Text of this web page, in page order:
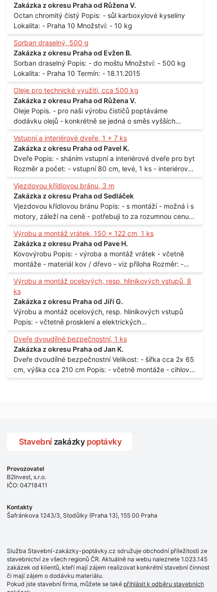
Zakázka z okresu Praha od Růžena V.
Octan chromitý čistý Popis: - sůl karboxylové kyseliny
Lokalita: - Praha 10 Množství: - 10 kg
Sorban draselný, 500 g
Zakázka z okresu Praha od Evžen B.
Sorban draselný Popis: - do moštu Množství: - 500 kg
Lokalita: - Praha 10 Termín: - 18.11.2015
Oleje pro technické využití, cca 500 kg
Zakázka z okresu Praha od Růžena V.
Oleje Popis. - pro naši výrobu čističů poptáváme
dodávku olejů - konkrétně se jedná o směs vyšších
mastných kyselin s převahou olejové kyseliny - účelem je
technické využití - hustota při 20°C - cca 870 kg / m3
Balení: - po 190 kg v sudu Množství: - cca 500 kg - roční
spotřeba Lokalita: - Praha
Vstupní a interiérové dveře, 1 + 7 ks
Zakázka z okresu Praha od Pavel K.
Dveře Popis: - sháním vstupní a interiérové dveře pro byt
Rozměr a počet: - vstupní 80 cm, levé, 1 ks - interiérové
80 cm, levé, 2 ks - 80 cm, pravé, 3 ks - 60 cm, levé, 2 ks
Lokalita: - Praha 10
Vjezdovou křídlovou bránu, 3 m
Zakázka z okresu Praha od Sedláček
Vjezdovou křídlovou bránu Popis: - s montáží - možná i s
motory, záleží na ceně - potřebuji to za rozumnou cenu
Materiál: - ocel Množství: - 1 ks Velikost: - 3 m Lokalita: -
Praha
Výrobu a montáž vrátek, 150 x 122 cm, 1 ks
Zakázka z okresu Praha od Pave H.
Kovovýrobu Popis: - výroba a montáž vrátek - včetně
montáže - materiál kov / dřevo - viz příloha Rozměr: -
150 x 122 cm Lokalita: - Senohraby Nabídky na e-mail.
Výrobu a montáž ocelových, resp. hliníkových vstupů, 8
ks
Zakázka z okresu Praha od Jiří G.
Výrobu a montáž ocelových, resp. hliníkových vstupů
Popis: - včtetně prosklení a elektrických
samozamýkacích zámků pro panelový dům - jedná se o
vchodové dveře umístěné v zarámovaném a proskleném
portálu - předmětem dodávky bude i demontáž
stávajících a už nevyhovujících prosklených,
umělohmotných vstupů Množství: - 8 ks Lokalita: - 7, 9,
Dveře dvoudílné bezpečnostní, 1 ks
Zakázka z okresu Praha od Jan K.
Dveře dvoudílné bezpečnostní Velikost: - šířka cca 2x 65
cm, výška cca 210 cm Popis: - včetně montáže - cihlový
dům, 2. patro - vchod z chodby - rozměry bez zárubní
Stavební zakázky poptávky
Provozovatel
B2Invest, s.r.o.
IČO: 04718411
Kontakty
Šafránkova 1243/3, Stodůlky (Praha 13), 155 00 Praha
Služba Stavební-zakázky-poptávky.cz sdružuje obchodní příležitosti ze
stavebnictví ze všech regionů ČR. Aktuálně na webu naleznete 1.023.145
zakázek od klientů, kteří mají zájem realizovat konkrétní stavební činnost
či mají zájem o dodávku materiálu.
Pokud jste stavební firma, můžete se také přihlásit k odběru stavebních